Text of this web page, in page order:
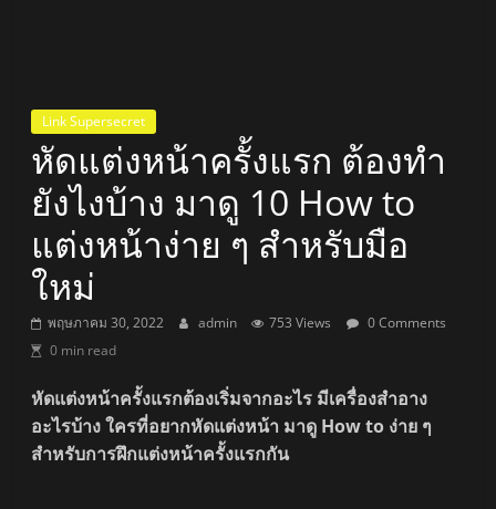
FM
ลพบุรี
Link Supersecret
หัดแต่งหน้าครั้งแรก ต้องทำ
ยังไงบ้าง มาดู 10 How to
แต่งหน้าง่าย ๆ สำหรับมือ
ใหม่
พฤษภาคม 30, 2022 admin 753 Views
0 Comments
0 min read
หัดแต่งหน้าครั้งแรกต้องเริ่มจากอะไร มีเครื่องสำอาง
อะไรบ้าง ใครที่อยากหัดแต่งหน้า มาดู How to ง่าย ๆ
สำหรับการฝึกแต่งหน้าครั้งแรกกัน